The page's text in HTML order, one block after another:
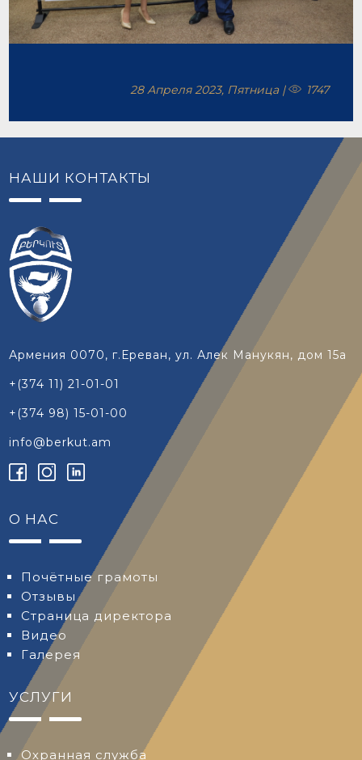
28 Апреля 2023, Пятница | 1747
НАШИ КОНТАКТЫ
Армения 0070, г.Ереван, ул. Алек Манукян, дом 15а
+(374 11) 21-01-01
+(374 98) 15-01-00
info@berkut.am
О НАС
Почётные грамоты
Отзывы
Страница директора
Видео
Галерея
УСЛУГИ
Охранная служба